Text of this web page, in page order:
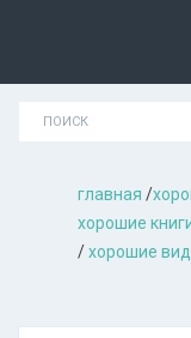
главная /
хорошие
/хорошие